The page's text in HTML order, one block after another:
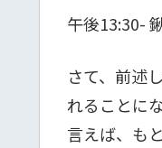
午後13:30-
さて、前述
れることに
言えば、も